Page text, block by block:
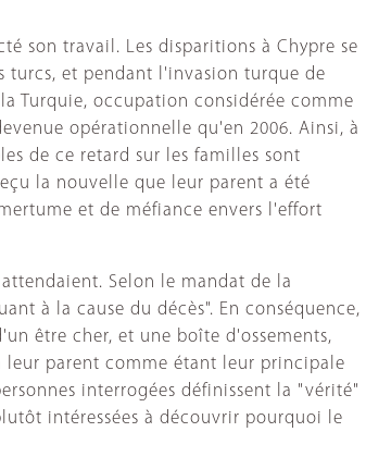
son travail. Les disparitions à Chypre se
turcs, et pendant l'invasion turque de
Turquie, occupation considérée comme
opérationnelle qu'en 2006. Ainsi, à
de ce retard sur les familles sont
la nouvelle que leur parent a été
et de méfiance envers l'effort
Selon le mandat de la
à la cause du décès". En conséquence,
être cher, et une boîte d'ossements,
leur parent comme étant leur principale
interrogées définissent la "vérité"
intéressées à découvrir pourquoi le